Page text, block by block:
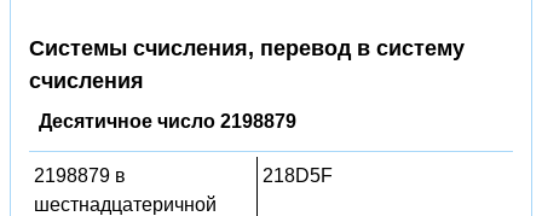
Системы счисления, перевод в систему
счисления
Десятичное число 2198879
2198879 в
шестнадцатеричной
218D5F